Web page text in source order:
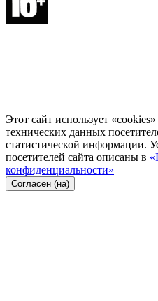
Этот сайт использует
технических данных
статистической информации.
посетителей сайта описаны в
конфиденциальности»
Согласен (на)